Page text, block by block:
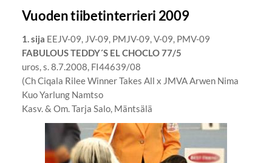
Vuoden tiibetinterrieri 2009
1. sija EEJV-09, JV-09, PMJV-09, V-09, PMV-09
FABULOUS TEDDY´S EL CHOCLO 77/5
uros, s. 8.7.2008, FI44639/08
(Ch Ciqala Rilee Winner Takes All x JMVA Arwen Nima
Kuo Yarlung Namtso
Kasv. & Om. Tarja Salo, Mäntsälä